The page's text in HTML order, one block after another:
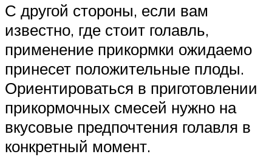
С другой стороны, если вам
известно, где стоит голавль,
применение прикормки ожидаемо
принесет положительные плоды.
Ориентироваться в приготовлении
прикормочных смесей нужно на
вкусовые предпочтения голавля в
конкретный момент.